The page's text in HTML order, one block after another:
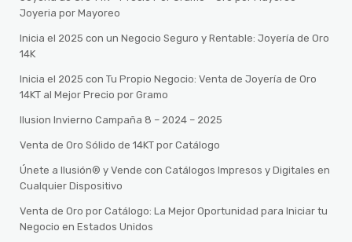
Joyeria por Mayoreo
Inicia el 2025 con un Negocio Seguro y Rentable: Joyería de Oro
14K
Inicia el 2025 con Tu Propio Negocio: Venta de Joyería de Oro
14KT al Mejor Precio por Gramo
Ilusion Invierno Campaña 8 – 2024 – 2025
Venta de Oro Sólido de 14KT por Catálogo
Únete a Ilusión® y Vende con Catálogos Impresos y Digitales en
Cualquier Dispositivo
Venta de Oro por Catálogo: La Mejor Oportunidad para Iniciar tu
Negocio en Estados Unidos